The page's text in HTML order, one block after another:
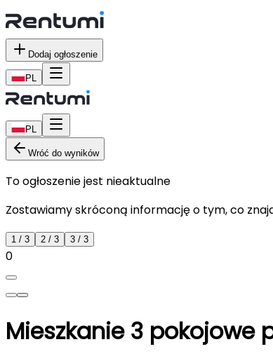
Dodaj ogłoszenie
PL
PL
Wróć do wyników
To ogłoszenie jest nieaktualne
Zostawiamy skróconą informację o tym, co
1 / 3 2 / 3 3 / 3
0
Mieszkanie 3 pokojowe